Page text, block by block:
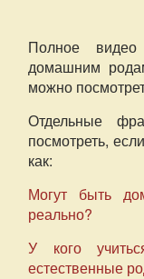
Полное
домашним
можно
Отдельные
посмотреть,
как:
Могут быть
реально?
У кого
естественные